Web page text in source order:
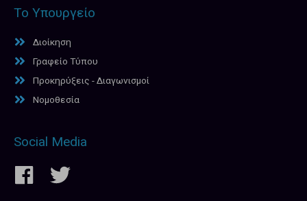
Το Υπουργείο
Διοίκηση
Γραφείο Τύπου
Προκηρύξεις - Διαγωνισμοί
Νομοθεσία
Social Media